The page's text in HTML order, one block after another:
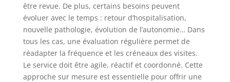
être revue. De plus, certains besoins peuvent
évoluer avec le temps : retour d’hospitalisation,
nouvelle pathologie, évolution de l’autonomie… Dans
tous les cas, une évaluation régulière permet de
réadapter la fréquence et les créneaux des visites.
Le service doit être agile, réactif et coordonné. Cette
approche sur mesure est essentielle pour offrir une